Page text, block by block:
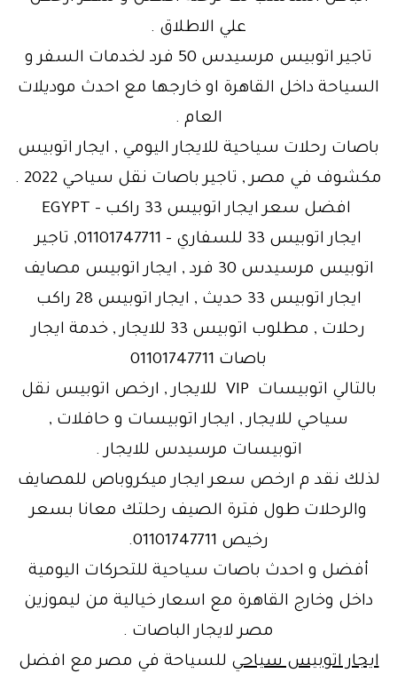
علي الاطلاق .
تاجير اتوبيس مرسيدس 50 فرد لخدمات السفر و
السياحة داخل القاهرة او خارجها مع احدث موديلات
العام .
باصات رحلات سياحية للايجار اليومي , ايجار اتوبيس
مكشوف في مصر , تاجير باصات نقل سياحي 2022 .
افضل سعر ايجار اتوبيس 33 راكب – EGYPT
ايجار اتوبيس 33 للسفاري – 01101747711, تاجير
اتوبيس مرسيدس 30 فرد , ايجار اتوبيس مصايف
ايجار اتوبيس 33 حديث , ايجار اتوبيس 28 راكب
رحلات , مطلوب اتوبيس 33 للايجار , خدمة ايجار
باصات 01101747711
بالتالي اتوبيسات VIP للايجار , ارخص اتوبيس نقل
سياحي للايجار , ايجار اتوبيسات و حافلات ,
اتوبيسات مرسيدس للايجار .
لذلك نقد م ارخص سعر ايجار ميكروباص للمصايف
والرحلات طول فترة الصيف رحلتك معانا بسعر
رخيص 01101747711.
أفضل و احدث باصات سياحية للتحركات اليومية
داخل وخارج القاهرة مع اسعار خيالية من ليموزين
مصر لايجار الباصات .
ايجار اتوبيس سياحي للسياحة في مصر مع افضل